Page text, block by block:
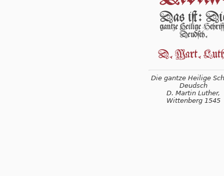
Die gantze Heilige
Deudsch
D. Martin Luther,
Wittenberg 1545